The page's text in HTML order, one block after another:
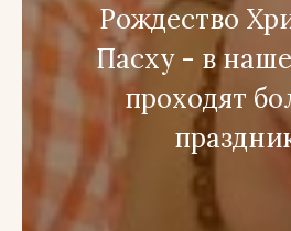
Рождество
Пасху - в
проходят